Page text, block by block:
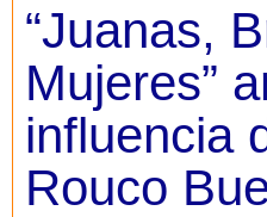
“Juanas,
Mujeres”
influencia
Rouco